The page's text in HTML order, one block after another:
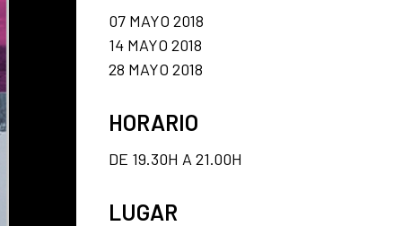
07 MAYO 2018
14 MAYO 2018
28 MAYO 2018
HORARIO
DE 19.30H A 21.00H
LUGAR